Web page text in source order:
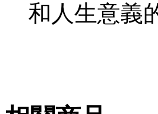
和人生意義